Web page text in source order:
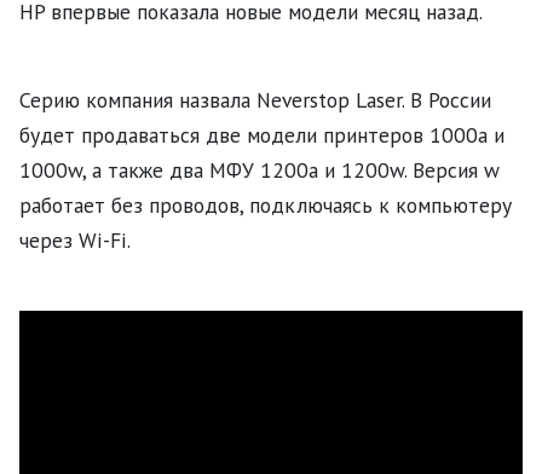
HP впервые показала новые модели месяц назад.
Серию компания назвала Neverstop Laser. В России
будет продаваться две модели принтеров 1000a и
1000w, а также два МФУ 1200a и 1200w. Версия w
работает без проводов, подключаясь к компьютеру
через Wi-Fi.